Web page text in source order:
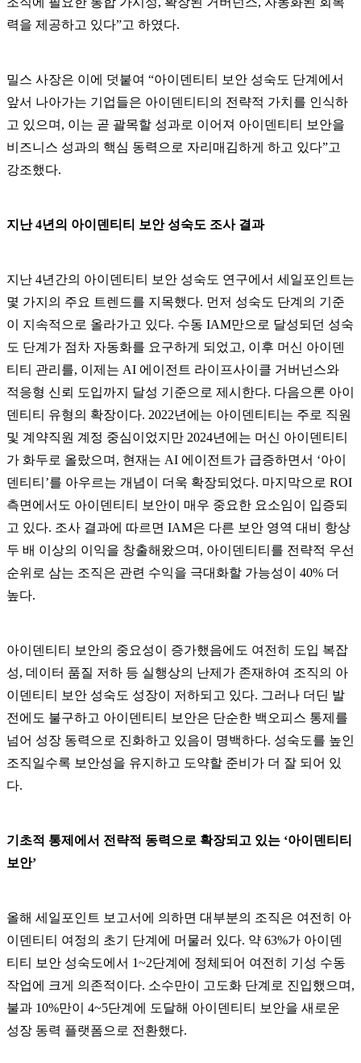
력을 제공하고 있다”고 하였다.
밀스 사장은 이에 덧붙여 “아이덴티티 보안 성숙도 단계에서
앞서 나아가는 기업들은 아이덴티티의 전략적 가치를 인식하
고 있으며, 이는 곧 괄목할 성과로 이어져 아이덴티티 보안을
비즈니스 성과의 핵심 동력으로 자리매김하게 하고 있다”고
강조했다.
지난 4년의 아이덴티티 보안 성숙도 조사 결과
지난 4년간의 아이덴티티 보안 성숙도 연구에서 세일포인트는
몇 가지의 주요 트렌드를 지목했다. 먼저 성숙도 단계의 기준
이 지속적으로 올라가고 있다. 수동 IAM만으로 달성되던 성숙
도 단계가 점차 자동화를 요구하게 되었고, 이후 머신 아이덴
티티 관리를, 이제는 AI 에이전트 라이프사이클 거버넌스와
적응형 신뢰 도입까지 달성 기준으로 제시한다. 다음으론 아이
덴티티 유형의 확장이다. 2022년에는 아이덴티티는 주로 직원
및 계약직원 계정 중심이었지만 2024년에는 머신 아이덴티티
가 화두로 올랐으며, 현재는 AI 에이전트가 급증하면서 ‘아이
덴티티’를 아우르는 개념이 더욱 확장되었다. 마지막으로 ROI
측면에서도 아이덴티티 보안이 매우 중요한 요소임이 입증되
고 있다. 조사 결과에 따르면 IAM은 다른 보안 영역 대비 항상
두 배 이상의 이익을 창출해왔으며, 아이덴티티를 전략적 우선
순위로 삼는 조직은 관련 수익을 극대화할 가능성이 40% 더
높다.
아이덴티티 보안의 중요성이 증가했음에도 여전히 도입 복잡
성, 데이터 품질 저하 등 실행상의 난제가 존재하여 조직의 아
이덴티티 보안 성숙도 성장이 저하되고 있다. 그러나 더딘 발
전에도 불구하고 아이덴티티 보안은 단순한 백오피스 통제를
넘어 성장 동력으로 진화하고 있음이 명백하다. 성숙도를 높인
조직일수록 보안성을 유지하고 도약할 준비가 더 잘 되어 있
다.
기초적 통제에서 전략적 동력으로 확장되고 있는 ‘아이덴티티
보안’
올해 세일포인트 보고서에 의하면 대부분의 조직은 여전히 아
이덴티티 여정의 초기 단계에 머물러 있다. 약 63%가 아이덴
티티 보안 성숙도에서 1~2단계에 정체되어 여전히 기성 수동
작업에 크게 의존적이다. 소수만이 고도화 단계로 진입했으며,
불과 10%만이 4~5단계에 도달해 아이덴티티 보안을 새로운
성장 동력 플랫폼으로 전환했다.